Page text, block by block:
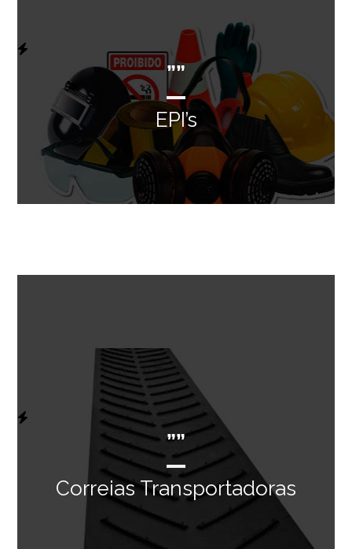
””
EPI’s
””
Correias Transportadoras